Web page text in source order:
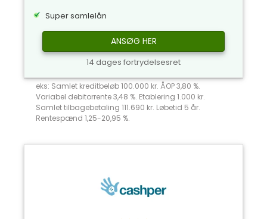
Super samlelån
ANSØG HER
14 dages fortrydelsesret
eks: Samlet kreditbeløb 100.000 kr. ÅOP 3,80 %.
Variabel debitorrente 3,48 %. Etablering 1.000 kr.
Samlet tilbagebetaling 111.690 kr. Løbetid 5 år.
Rentespænd 1,25-20,95 %.